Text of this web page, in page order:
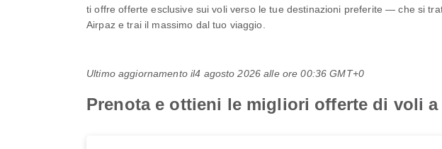
ti offre offerte esclusive sui voli verso le tue destinazioni preferite — che si
Airpaz e trai il massimo dal tuo viaggio.
Ultimo aggiornamento il4 agosto 2026 alle ore 00:36 GMT+0
Prenota e ottieni le migliori offerte di voli